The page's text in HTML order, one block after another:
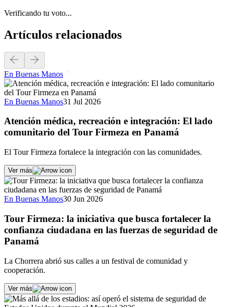
Verificando tu voto...
Artículos relacionados
En Buenas Manos
En Buenas Manos31 Jul 2026
Atención médica, recreación e integración: El lado
comunitario del Tour Firmeza en Panamá
El Tour Firmeza fortalece la integración con las comunidades.
Ver más
En Buenas Manos30 Jun 2026
Tour Firmeza: la iniciativa que busca fortalecer la
confianza ciudadana en las fuerzas de seguridad de
Panamá
La Chorrera abrió sus calles a un festival de comunidad y
cooperación.
Ver más